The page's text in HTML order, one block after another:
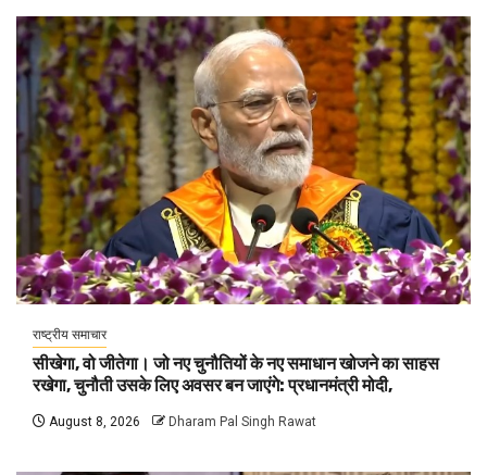
राष्ट्रीय समाचार
सीखेगा, वो जीतेगा। जो नए चुनौतियों के नए समाधान खोजने का साहस
रखेगा, चुनौती उसके लिए अवसर बन जाएंगे: प्रधानमंत्री मोदी,
August 8, 2026 Dharam Pal Singh Rawat